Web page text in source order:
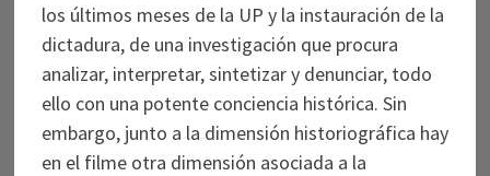
los últimos meses de la UP y la instauración de la
dictadura, de una investigación que procura
analizar, interpretar, sintetizar y denunciar, todo
ello con una potente conciencia histórica. Sin
embargo, junto a la dimensión historiográfica hay
en el filme otra dimensión asociada a la